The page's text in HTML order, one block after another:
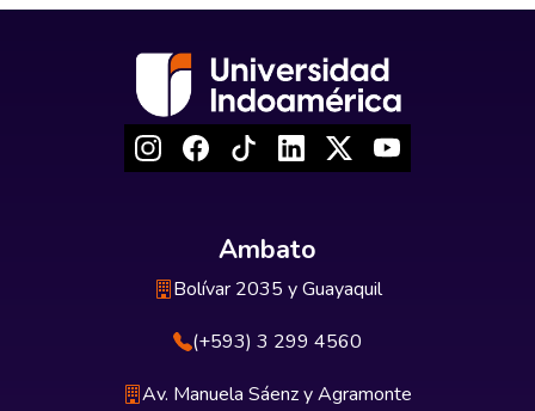
Ambato
Bolívar 2035 y Guayaquil
(+593) 3 299 4560
Av. Manuela Sáenz y Agramonte